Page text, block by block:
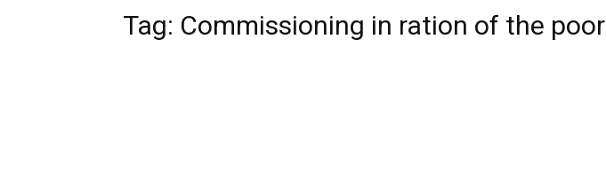
Tag: Commissioning in ration of the poor